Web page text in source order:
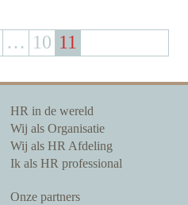
… 10 11
HR in de wereld
Wij als Organisatie
Wij als HR Afdeling
Ik als HR professional
Onze partners